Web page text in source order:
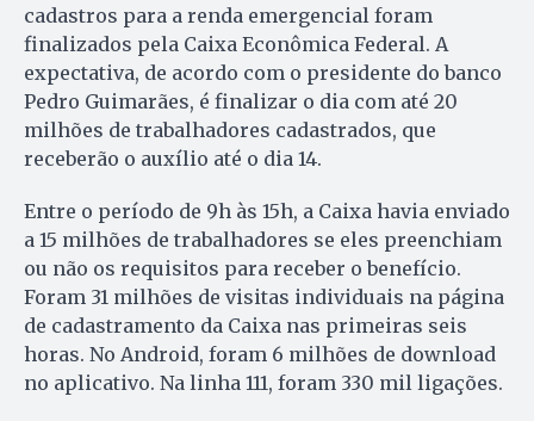
cadastros para a renda emergencial foram
finalizados pela Caixa Econômica Federal. A
expectativa, de acordo com o presidente do banco
Pedro Guimarães, é finalizar o dia com até 20
milhões de trabalhadores cadastrados, que
receberão o auxílio até o dia 14.
Entre o período de 9h às 15h, a Caixa havia enviado
a 15 milhões de trabalhadores se eles preenchiam
ou não os requisitos para receber o benefício.
Foram 31 milhões de visitas individuais na página
de cadastramento da Caixa nas primeiras seis
horas. No Android, foram 6 milhões de download
no aplicativo. Na linha 111, foram 330 mil ligações.